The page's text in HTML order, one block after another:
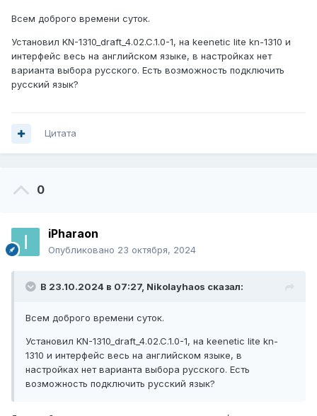
Всем доброго времени суток.
Установил KN-1310_draft_4.02.C.1.0-1, на keenetic lite kn-1310 и
интерфейс весь на английском языке, в настройках нет
варианта выбора русского. Есть возможность подключить
русский язык?
Цитата
0
iPharaon
Опубликовано 23 октября, 2024
В 23.10.2024 в 07:27, Nikolayhaos сказал:
Всем доброго времени суток.
Установил KN-1310_draft_4.02.C.1.0-1, на keenetic lite kn-
1310 и интерфейс весь на английском языке, в
настройках нет варианта выбора русского. Есть
возможность подключить русский язык?